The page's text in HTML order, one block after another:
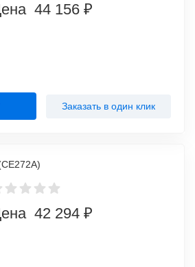
44 156 ₽
Заказать в один клик
42 294 ₽